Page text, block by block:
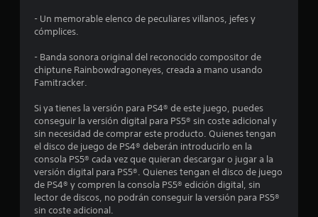
e
t
r
e
l
- Un memorable elenco de peculiares villanos, jefes y
cómplices.
- Banda sonora original del reconocido compositor de
chiptune Rainbowdragoneyes, creada a mano usando
Famitracker.
Si ya tienes la versión para PS4® de este juego, puedes
conseguir la versión digital para PS5® sin coste adicional y
sin necesidad de comprar este producto. Quienes tengan
el disco de juego de PS4® deberán introducirlo en la
consola PS5® cada vez que quieran descargar o jugar a la
versión digital para PS5®. Quienes tengan el disco de juego
de PS4® y compren la consola PS5® edición digital, sin
lector de discos, no podrán conseguir la versión para PS5®
sin coste adicional.